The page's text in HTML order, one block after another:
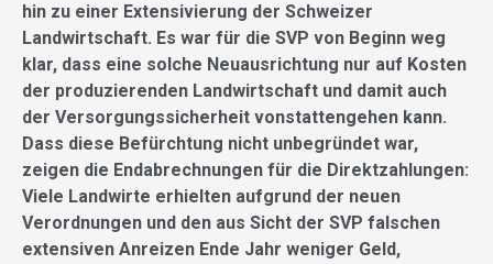
hin zu einer Extensivierung der Schweizer
Landwirtschaft. Es war für die SVP von Beginn weg
klar, dass eine solche Neuausrichtung nur auf Kosten
der produzierenden Landwirtschaft und damit auch
der Versorgungssicherheit vonstattengehen kann.
Dass diese Befürchtung nicht unbegründet war,
zeigen die Endabrechnungen für die Direktzahlungen:
Viele Landwirte erhielten aufgrund der neuen
Verordnungen und den aus Sicht der SVP falschen
extensiven Anreizen Ende Jahr weniger Geld,